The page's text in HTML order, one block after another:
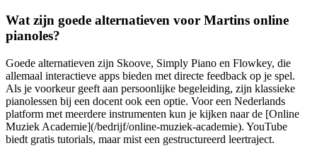
Wat zijn goede alternatieven voor Martins online
pianoles?
Goede alternatieven zijn Skoove, Simply Piano en Flowkey, die
allemaal interactieve apps bieden met directe feedback op je spel.
Als je voorkeur geeft aan persoonlijke begeleiding, zijn klassieke
pianolessen bij een docent ook een optie. Voor een Nederlands
platform met meerdere instrumenten kun je kijken naar de [Online
Muziek Academie](/bedrijf/online-muziek-academie). YouTube
biedt gratis tutorials, maar mist een gestructureerd leertraject.